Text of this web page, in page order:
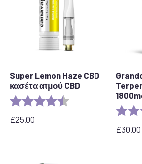
Super Lemon Haze CBD
κασέτα ατμού CBD
Αξιολόγηση: 4,6 από 5 αστέρια
£25.00
£30.00